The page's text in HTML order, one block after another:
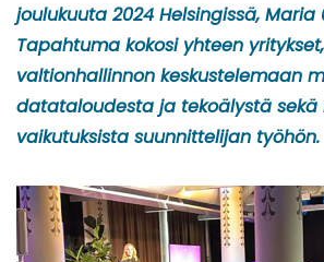
joulukuuta 2024 Helsingissä, Maria
Tapahtuma kokosi yhteen
valtionhallinnon keskustelemaan
datataloudesta ja tekoälystä sekä
vaikutuksista suunnittelijan työhön.